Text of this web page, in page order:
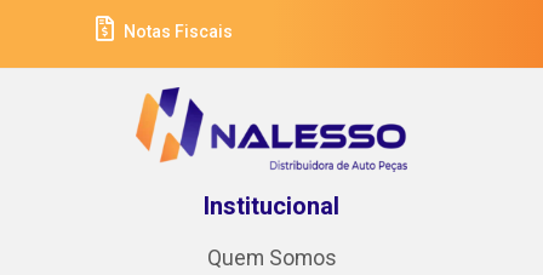
Notas Fiscais
Institucional
Quem Somos